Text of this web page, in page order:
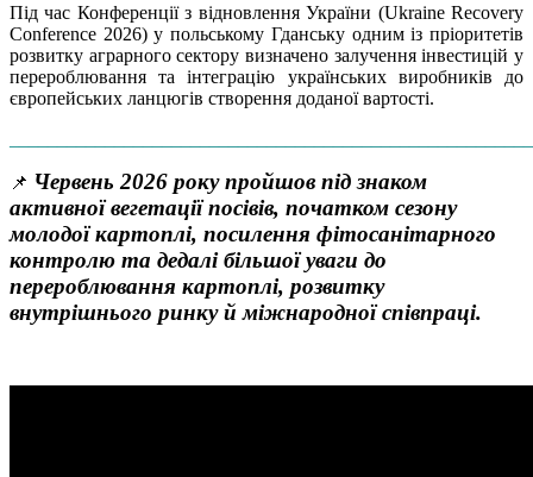
Під час Конференції з відновлення України (Ukraine Recovery
Conference 2026) у польському Гданську одним із пріоритетів
розвитку аграрного сектору визначено залучення інвестицій у
перероблювання та інтеграцію українських виробників до
європейських ланцюгів створення доданої вартості.
📌 Червень 2026 року пройшов під знаком
активної вегетації посівів, початком сезону
молодої картоплі, посилення фітосанітарного
контролю та дедалі більшої уваги до
перероблювання картоплі, розвитку
внутрішнього ринку й міжнародної співпраці.